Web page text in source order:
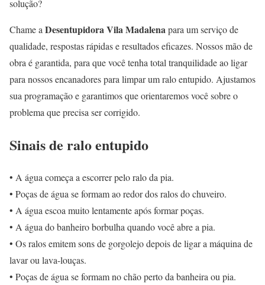
solução?
Chame a Desentupidora Vila Madalenapara um serviço de
qualidade, respostas rápidas e resultados eficazes. Nossos mão de
obra é garantida, para que você tenha total tranquilidade ao ligar
para nossos encanadores para limpar um ralo entupido. Ajustamos
sua programação e garantimos que orientaremos você sobre o
problema que precisa ser corrigido.
Sinais de ralo entupido
• A água começa a escorrer pelo ralo da pia.
• Poças de água se formam ao redor dos ralos do chuveiro.
• A água escoa muito lentamente após formar poças.
• A água do banheiro borbulha quando você abre a pia.
• Os ralos emitem sons de gorgolejo depois de ligar a máquina de
lavar ou lava-louças.
• Poças de água se formam no chão perto da banheira ou pia.